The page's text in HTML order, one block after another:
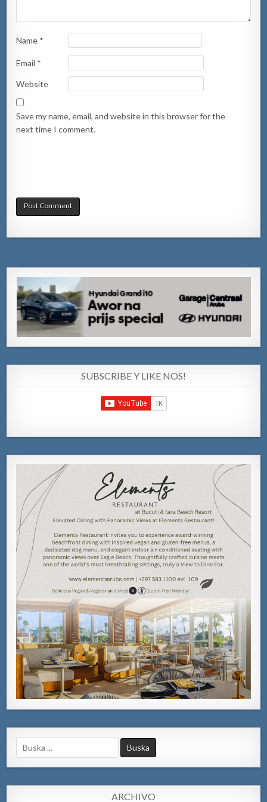
Name *
Email *
Website
Save my name, email, and website in this browser for the
next time I comment.
SUBSCRIBE Y LIKE NOS!
Search
for:
ARCHIVO